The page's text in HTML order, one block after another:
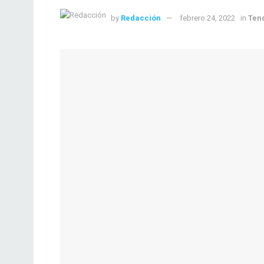
by Redacción febrero 24, 2022 in